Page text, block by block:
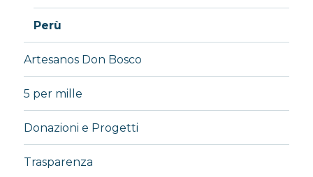
Perù
Artesanos Don Bosco
5 per mille
Donazioni e Progetti
Trasparenza